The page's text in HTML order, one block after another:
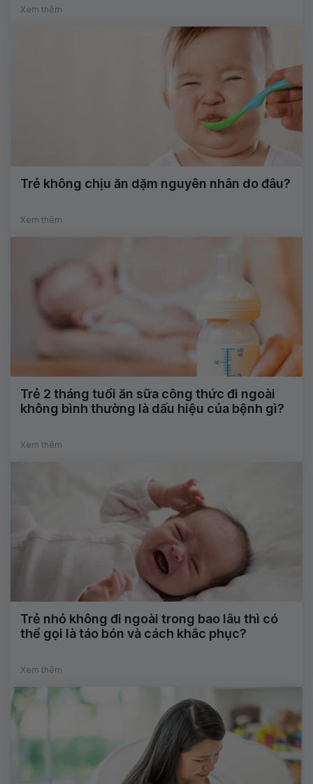
Xem thêm
Trẻ không chịu ăn dặm nguyên nhân do đâu?
Xem thêm
Trẻ 2 tháng tuổi ăn sữa công thức đi ngoài
không bình thường là dấu hiệu của bệnh gì?
Xem thêm
Trẻ nhỏ không đi ngoài trong bao lâu thì có
thể gọi là táo bón và cách khắc phục?
Xem thêm